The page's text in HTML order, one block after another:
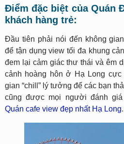
Điểm đặc biệt của Quán
khách hàng trẻ:
Đầu tiên phải nói đến không
để tận dụng view tối đa khung
đem lại cảm giác thư thái và êm
cảnh hoàng hôn ở Hạ Long cực
gian “chill” lý tưởng để các bạn
cũng được mọi người đánh
Quán cafe view đẹp nhất Hạ Long.